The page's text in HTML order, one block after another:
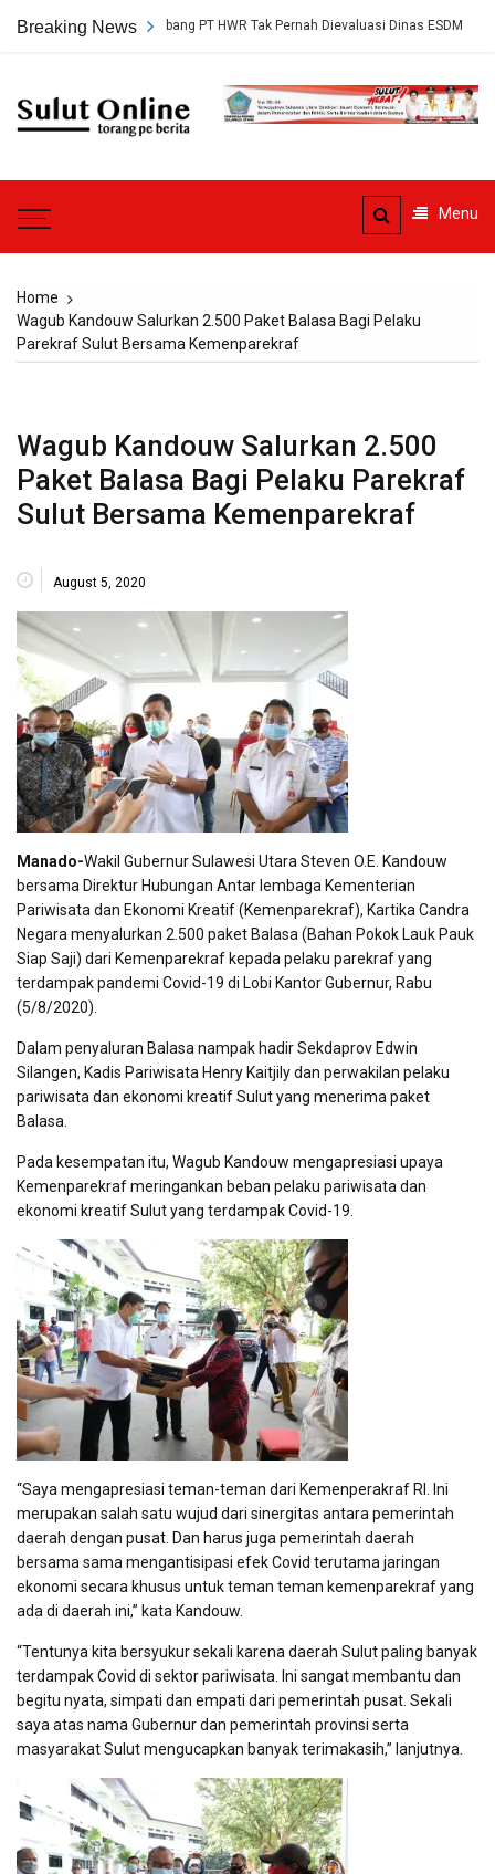
Breaking News
Tambang PT HWR Tak Pernah Dievaluasi Dinas ESDM
Sulut
Menu
Home
Wagub Kandouw Salurkan 2.500 Paket Balasa Bagi Pelaku
Parekraf Sulut Bersama Kemenparekraf
Wagub Kandouw Salurkan 2.500
Paket Balasa Bagi Pelaku Parekraf
Sulut Bersama Kemenparekraf
August 5, 2020
Manado-Wakil Gubernur Sulawesi Utara Steven O.E. Kandouw
bersama Direktur Hubungan Antar lembaga Kementerian
Pariwisata dan Ekonomi Kreatif (Kemenparekraf), Kartika Candra
Negara menyalurkan 2.500 paket Balasa (Bahan Pokok Lauk Pauk
Siap Saji) dari Kemenparekraf kepada pelaku parekraf yang
terdampak pandemi Covid-19 di Lobi Kantor Gubernur, Rabu
(5/8/2020).
Dalam penyaluran Balasa nampak hadir Sekdaprov Edwin
Silangen, Kadis Pariwisata Henry Kaitjily dan perwakilan pelaku
pariwisata dan ekonomi kreatif Sulut yang menerima paket
Balasa.
Pada kesempatan itu, Wagub Kandouw mengapresiasi upaya
Kemenparekraf meringankan beban pelaku pariwisata dan
ekonomi kreatif Sulut yang terdampak Covid-19.
“Saya mengapresiasi teman-teman dari Kemenperakraf RI. Ini
merupakan salah satu wujud dari sinergitas antara pemerintah
daerah dengan pusat. Dan harus juga pemerintah daerah
bersama sama mengantisipasi efek Covid terutama jaringan
ekonomi secara khusus untuk teman teman kemenparekraf yang
ada di daerah ini,” kata Kandouw.
“Tentunya kita bersyukur sekali karena daerah Sulut paling banyak
terdampak Covid di sektor pariwisata. Ini sangat membantu dan
begitu nyata, simpati dan empati dari pemerintah pusat. Sekali
saya atas nama Gubernur dan pemerintah provinsi serta
masyarakat Sulut mengucapkan banyak terimakasih,” lanjutnya.